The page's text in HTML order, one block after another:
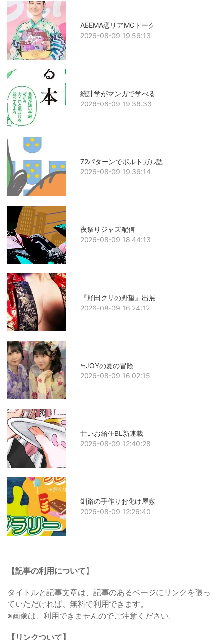
ABEMA恋リアMCトーク
2026-08-09 19:56:13
統計学がマンガで学べる
2026-08-09 19:36:33
72パターンでポルトガル語
2026-08-09 19:36:14
夜祭りジャズ配信
2026-08-09 18:44:13
『野田クリの野望』出展
2026-08-09 16:24:12
≒JOYの夏の冒険
2026-08-09 16:02:15
甘いお給仕BL新連載
2026-08-09 12:40:28
釧路の手作りお化け屋敷
2026-08-09 12:26:40
【記事の利用について】
タイトルと記事文章は、記事のあるページにリンクを張っ
ていただければ、無料で利用できます。
※画像は、利用できませんのでご注意ください。
【リンクついて】